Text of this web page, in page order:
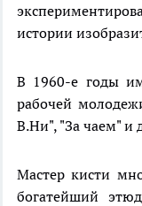
истории
В 1960-е годы
рабочей
В.Ни", "За чаем" и
Мастер кисти
богатейший